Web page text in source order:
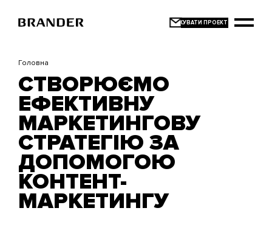
основного
Головна
СТВОРЮЄМО
ЕФЕКТИВНУ
МАРКЕТИНГОВУ
СТРАТЕГІЮ ЗА
ДОПОМОГОЮ
КОНТЕНТ-
МАРКЕТИНГУ